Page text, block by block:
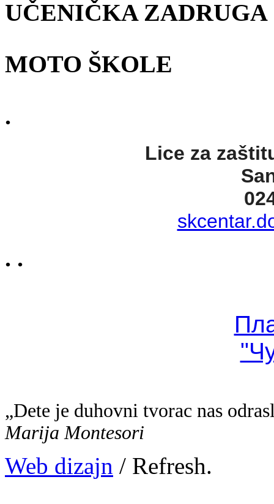
UČENIČKA ZADRUGA
MOTO ŠKOLE
.
Lice za
. .
„Dete je duhovni tvorac nas
Marija Montesori
Web dizajn / Refresh.